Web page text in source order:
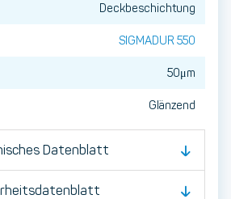
Deckbeschichtung
SIGMADUR 550
50μm
Glänzend
Datenblatt